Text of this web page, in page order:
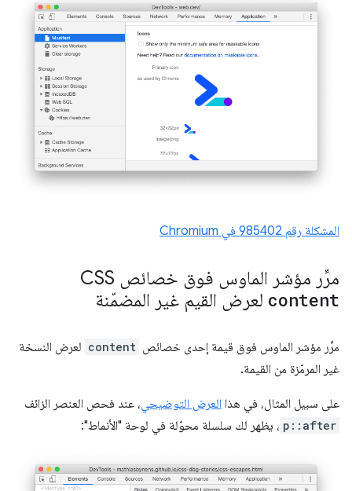
المشكلة رقم ‎985402 في Chromium
مرِّر مؤشر الماوس فوق خصائص CSS
content لعرض القيم غير المضمّنة
مرِّر مؤشر الماوس فوق قيمة إحدى خصائص content لعرض النسخة
غير المرمّزة من القيمة.
على سبيل المثال، في هذا العرض التوضيحي، عند فحص العنصر الزائف
p::after ، يظهر لك سلسلة محوّلة في لوحة "الأنماط":